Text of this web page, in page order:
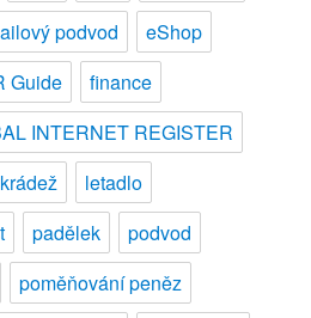
podvod
eShop
Guide
finance
INTERNET REGISTER
krádež
letadlo
padělek
podvod
poměňování peněz